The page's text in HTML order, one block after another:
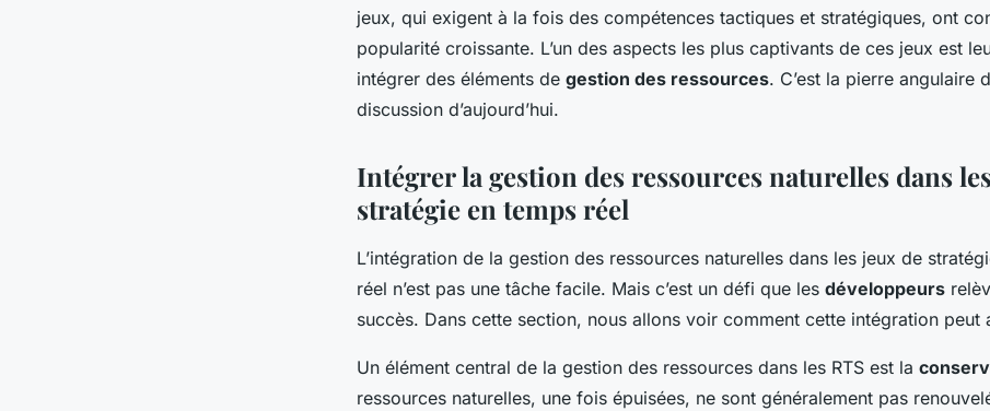
jeux, qui exigent à la fois des compétences tactiques et stratégiques, ont
popularité croissante. L’un des aspects les plus captivants de ces jeux est
intégrer des éléments de gestion des ressources. C’est la pierre angulaire
discussion d’aujourd’hui.
Intégrer la gestion des ressources naturelles dans
stratégie en temps réel
L’intégration de la gestion des ressources naturelles dans les jeux de
réel n’est pas une tâche facile. Mais c’est un défi que les développeurs
succès. Dans cette section, nous allons voir comment cette intégration peut
Un élément central de la gestion des ressources dans les RTS est la
ressources naturelles, une fois épuisées, ne sont généralement pas